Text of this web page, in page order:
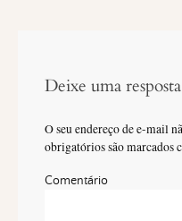
Deixe uma resposta
O seu endereço de e-mail
obrigatórios são marcados
Comentário